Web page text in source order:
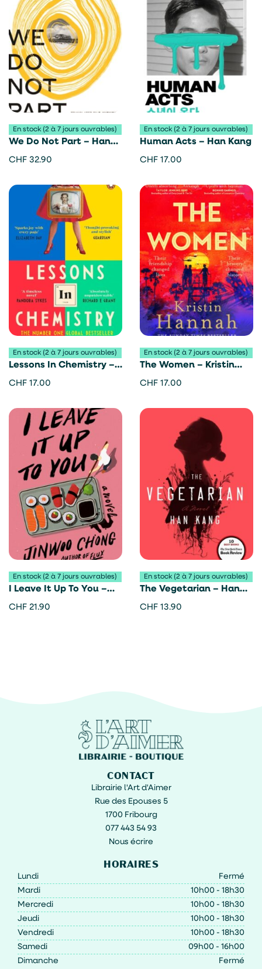
En stock (2 à 7 jours ouvrables)
We Do Not Part – Han
Kang
CHF 32.90
En stock (2 à 7 jours ouvrables)
Human Acts – Han Kang
CHF 17.00
En stock (2 à 7 jours ouvrables)
Lessons In Chemistry –
Bonnie Garmus
CHF 17.00
En stock (2 à 7 jours ouvrables)
The Women – Kristin
Hannah
CHF 17.00
En stock (2 à 7 jours ouvrables)
I Leave It Up To You –
Chong Jin-woo
CHF 21.90
En stock (2 à 7 jours ouvrables)
The Vegetarian – Han
Kang
CHF 13.90
CONTACT
Librairie l'Art d'Aimer
Rue des Epouses 5
1700 Fribourg
077 443 54 93
Nous écrire
HORAIRES
Lundi
Fermé
Mardi
10h00 - 18h30
Mercredi
10h00 - 18h30
Jeudi
10h00 - 18h30
Vendredi
10h00 - 18h30
Samedi
09h00 - 16h00
Dimanche
Fermé